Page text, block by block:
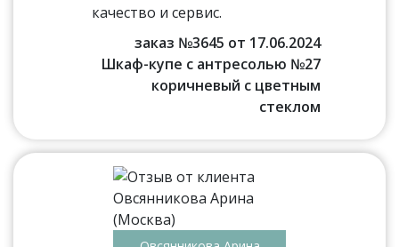
качество и сервис.
заказ №3645 от 17.06.2024
Шкаф-купе с антресолью №27
коричневый с цветным
стеклом